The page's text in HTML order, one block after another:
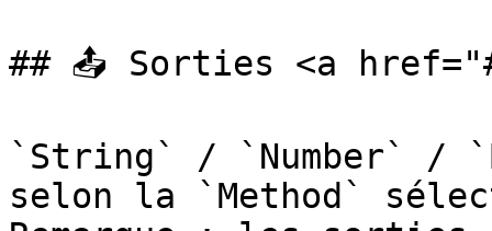
## 📤 Sorties <a
`String` / `Number` /
selon la `Method`